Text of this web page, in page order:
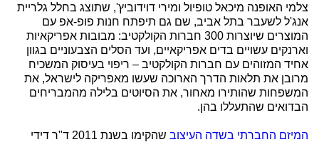
צלמי האופנה מיכאל טופיול ומירי דוידוביץ', שתוצג בחלל גלריית
אנג'ל לשעבר בתל אביב, שם גם תיפתח חנות פופ-אפ עם
המוצרים שיוצרות 300 חברות הקולקטיב: מבובות אפריקאיות
וארנקים עשויים בדים אפריקאיים, ועד הסלים הצבעוניים בגוון
אחיד המזוהים עם חברות הקולקטיב – ריפוי בעיסוק המשכיח
מרובן את תלאות הדרך הארוכה שעשו מאפריקה לישראל, את
המשפחות שהותירו מאחור, את הסיוטים בלילה מהמבריחים
הבדואים שהתעללו בהן.
המיזם החברתי בשדה העיצוב
שהקימו בשנת 2011 ד"ר דידי